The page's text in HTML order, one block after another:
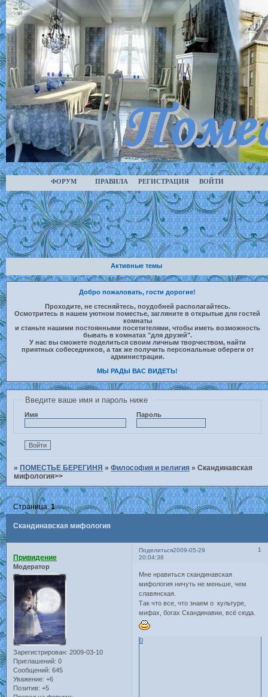
ФОРУМ ПРАВИЛА РЕГИСТРАЦИЯ ВОЙТИ
Активные темы
Добро пожаловать, гости дорогие!
Проходите, не стесняйтесь, поудобней располагайтесь.
Осмотритесь в нашем уютном поместье, загляните в открытые для гостей
комнаты
и станьте нашими постоянными посетителями, чтобы иметь возможность
бывать в комнатах "для друзей".
У нас вы сможете поделиться своим личным творчеством, найти
приятных собеседников, а так же получить персональные обереги от
администрации.
МЫ РАДЫ ВАС ВИДЕТЬ!
Введите ваше имя и пароль ниже
Имя Пароль
»ПОМЕСТЬЕ БЕРЕГИНЯ »Философия и религия »Скандинавская
мифология>>
Скандинавская мифология
Страница:1
Поделиться 1
2009-05-29
20:04:38
Привидение
Модератор
Зарегистрирован: 2009-03-10
Приглашений: 0
Сообщений: 645
Уважение: +6
Позитив: +5
Мне нравиться скандинавская
мифология ничуть не меньше, чем
славянская.
Так что все, что знаем о культуре,
мифах, богах Скандинавии, всё сюда.
0